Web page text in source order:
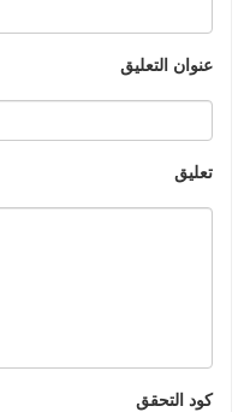
عنوان التعليق
تعليق
كود التحقق